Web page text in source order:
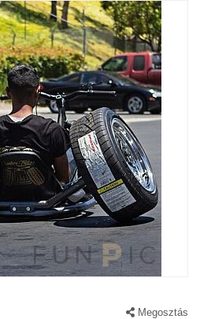
Megosztás